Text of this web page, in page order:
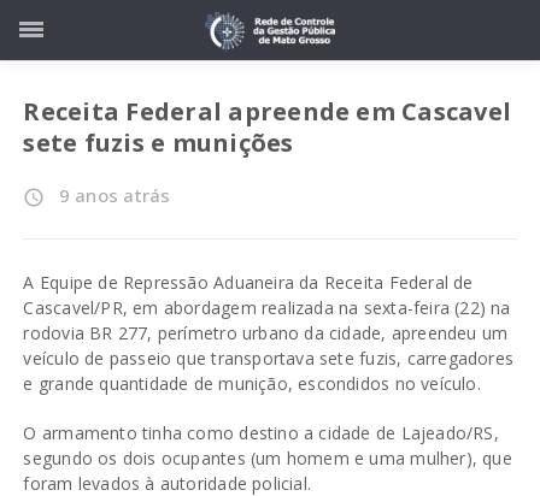
Receita Federal apreende em Cascavel
sete fuzis e munições
access_time 9 anos atrás
A Equipe de Repressão Aduaneira da Receita Federal de
Cascavel/PR, em abordagem realizada na sexta-feira (22) na
rodovia BR 277, perímetro urbano da cidade, apreendeu um
veículo de passeio que transportava sete fuzis, carregadores
e grande quantidade de munição, escondidos no veículo.
O armamento tinha como destino a cidade de Lajeado/RS,
segundo os dois ocupantes (um homem e uma mulher), que
foram levados à autoridade policial.